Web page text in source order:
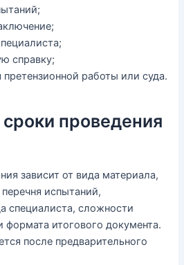
справку;
претензионной работы или суда.
проведения
зависит от вида материала,
испытаний,
специалиста, сложности
формата итогового документа.
после предварительного